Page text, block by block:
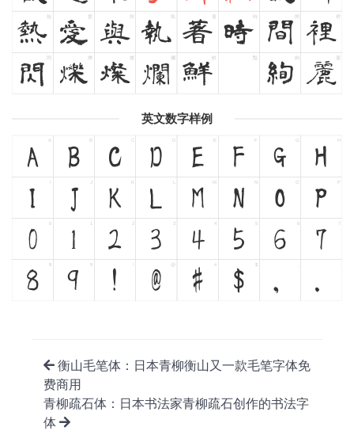
熱
熱
愛
愛
與
與
執
執
著
著
時
時
間
間
裡
裡
閃 爍
燦
燦
爛
爛
鮮
鮮
豔 絢
絢 麗
英文数字样例
A
A
B
B
C
C
D
D E F
G
G
H
H
I
J
J
K
K
L
L
M
M
N
N
O
O
P
P
0
0
1
1
2
2
3
3
4
4
5
5
6
6
7
7
8
8
9
9 ! @
#
#
$
$ , .
衡山毛笔体：日本青柳衡山又一款毛笔字体免
费商用
青柳疏石体：日本书法家青柳疏石创作的书法字
体